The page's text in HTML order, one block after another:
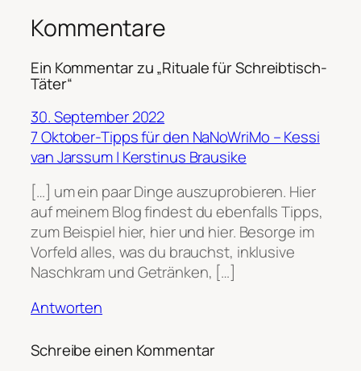
Kommentare
Ein Kommentar zu „Rituale für Schreibtisch-
Täter“
30. September 2022
7 Oktober-Tipps für den NaNoWriMo – Kessi
van Jarssum | Kerstinus Brausike
[…] um ein paar Dinge auszuprobieren. Hier
auf meinem Blog findest du ebenfalls Tipps,
zum Beispiel hier, hier und hier. Besorge im
Vorfeld alles, was du brauchst, inklusive
Naschkram und Getränken, […]
Antworten
Schreibe einen Kommentar